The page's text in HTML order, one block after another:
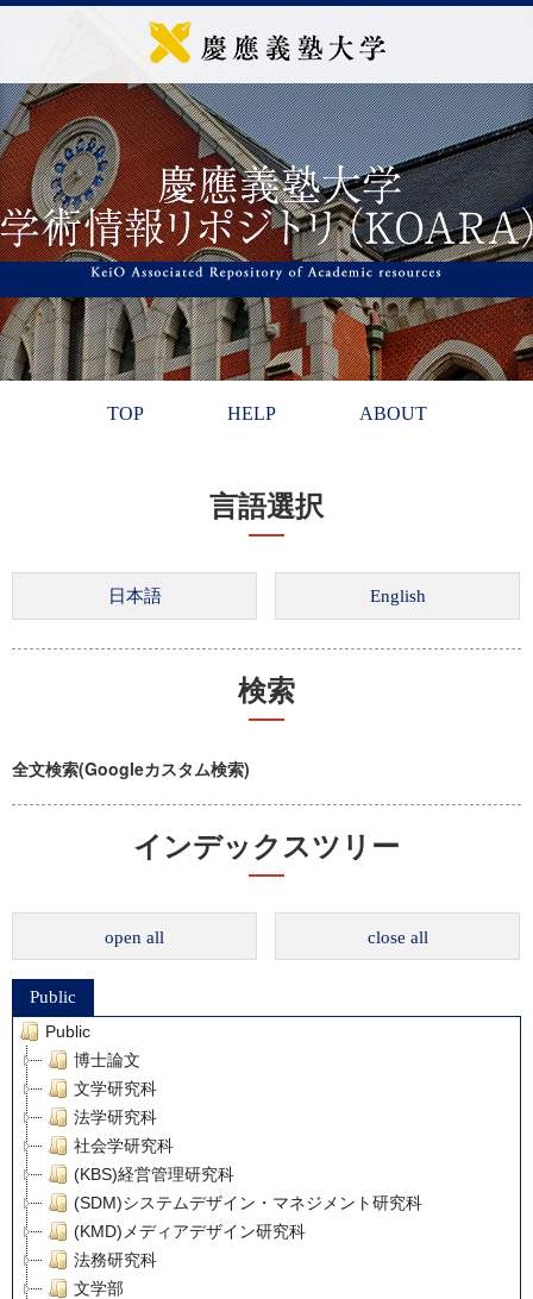
TOP HELP ABOUT
言語選択
検索
全文検索(Googleカスタム検索)
インデックスツリー
open all close all
Public
Public
博士論文
文学研究科
法学研究科
社会学研究科
(KBS)経営管理研究科
(SDM)システムデザイン・マネジメント研究科
(KMD)メディアデザイン研究科
法務研究科
文学部